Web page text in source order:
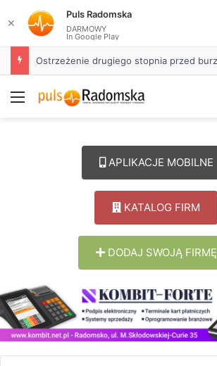
Menu
APLIKACJE MOBILNE
KATALOG FIRM
DODAJ SWOJĄ FIRMĘ
✕
Puls Radomska
DARMOWY
In Google Play